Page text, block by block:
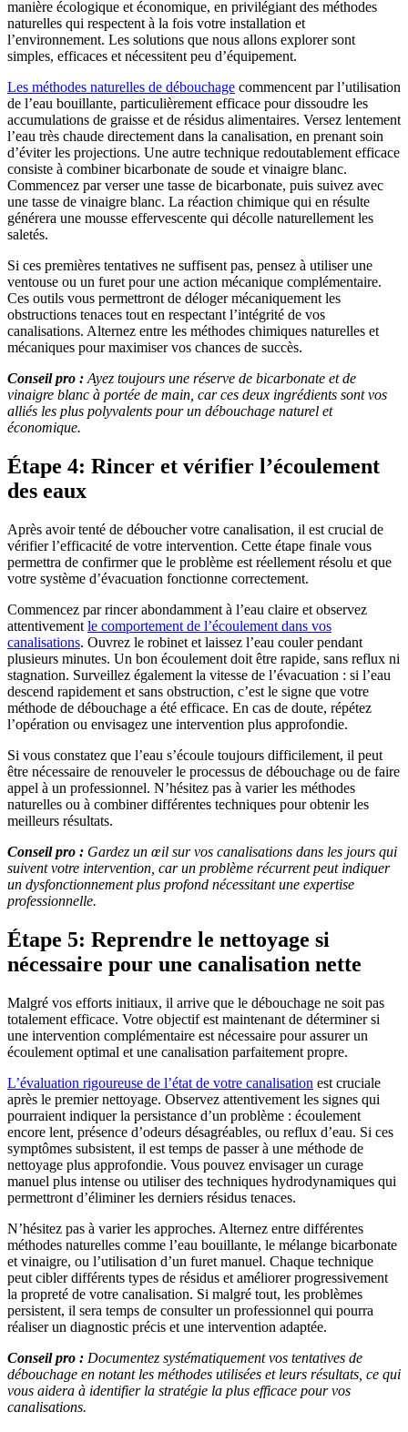
manière écologique et économique, en privilégiant des méthodes
naturelles qui respectent à la fois votre installation et
l’environnement. Les solutions que nous allons explorer sont
simples, efficaces et nécessitent peu d’équipement.
Les méthodes naturelles de débouchage commencent par l’utilisation
de l’eau bouillante, particulièrement efficace pour dissoudre les
accumulations de graisse et de résidus alimentaires. Versez lentement
l’eau très chaude directement dans la canalisation, en prenant soin
d’éviter les projections. Une autre technique redoutablement efficace
consiste à combiner bicarbonate de soude et vinaigre blanc.
Commencez par verser une tasse de bicarbonate, puis suivez avec
une tasse de vinaigre blanc. La réaction chimique qui en résulte
générera une mousse effervescente qui décolle naturellement les
saletés.
Si ces premières tentatives ne suffisent pas, pensez à utiliser une
ventouse ou un furet pour une action mécanique complémentaire.
Ces outils vous permettront de déloger mécaniquement les
obstructions tenaces tout en respectant l’intégrité de vos
canalisations. Alternez entre les méthodes chimiques naturelles et
mécaniques pour maximiser vos chances de succès.
Conseil pro : Ayez toujours une réserve de bicarbonate et de
vinaigre blanc à portée de main, car ces deux ingrédients sont vos
alliés les plus polyvalents pour un débouchage naturel et
économique.
Étape 4: Rincer et vérifier l’écoulement
des eaux
Après avoir tenté de déboucher votre canalisation, il est crucial de
vérifier l’efficacité de votre intervention. Cette étape finale vous
permettra de confirmer que le problème est réellement résolu et que
votre système d’évacuation fonctionne correctement.
Commencez par rincer abondamment à l’eau claire et observez
attentivement le comportement de l’écoulement dans vos
canalisations. Ouvrez le robinet et laissez l’eau couler pendant
plusieurs minutes. Un bon écoulement doit être rapide, sans reflux ni
stagnation. Surveillez également la vitesse de l’évacuation : si l’eau
descend rapidement et sans obstruction, c’est le signe que votre
méthode de débouchage a été efficace. En cas de doute, répétez
l’opération ou envisagez une intervention plus approfondie.
Si vous constatez que l’eau s’écoule toujours difficilement, il peut
être nécessaire de renouveler le processus de débouchage ou de faire
appel à un professionnel. N’hésitez pas à varier les méthodes
naturelles ou à combiner différentes techniques pour obtenir les
meilleurs résultats.
Conseil pro : Gardez un œil sur vos canalisations dans les jours qui
suivent votre intervention, car un problème récurrent peut indiquer
un dysfonctionnement plus profond nécessitant une expertise
professionnelle.
Étape 5: Reprendre le nettoyage si
nécessaire pour une canalisation nette
Malgré vos efforts initiaux, il arrive que le débouchage ne soit pas
totalement efficace. Votre objectif est maintenant de déterminer si
une intervention complémentaire est nécessaire pour assurer un
écoulement optimal et une canalisation parfaitement propre.
L’évaluation rigoureuse de l’état de votre canalisation est cruciale
après le premier nettoyage. Observez attentivement les signes qui
pourraient indiquer la persistance d’un problème : écoulement
encore lent, présence d’odeurs désagréables, ou reflux d’eau. Si ces
symptômes subsistent, il est temps de passer à une méthode de
nettoyage plus approfondie. Vous pouvez envisager un curage
manuel plus intense ou utiliser des techniques hydrodynamiques qui
permettront d’éliminer les derniers résidus tenaces.
N’hésitez pas à varier les approches. Alternez entre différentes
méthodes naturelles comme l’eau bouillante, le mélange bicarbonate
et vinaigre, ou l’utilisation d’un furet manuel. Chaque technique
peut cibler différents types de résidus et améliorer progressivement
la propreté de votre canalisation. Si malgré tout, les problèmes
persistent, il sera temps de consulter un professionnel qui pourra
réaliser un diagnostic précis et une intervention adaptée.
Conseil pro : Documentez systématiquement vos tentatives de
débouchage en notant les méthodes utilisées et leurs résultats, ce qui
vous aidera à identifier la stratégie la plus efficace pour vos
canalisations.